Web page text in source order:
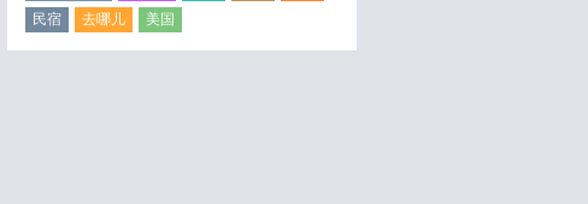
民宿
去哪儿 美国